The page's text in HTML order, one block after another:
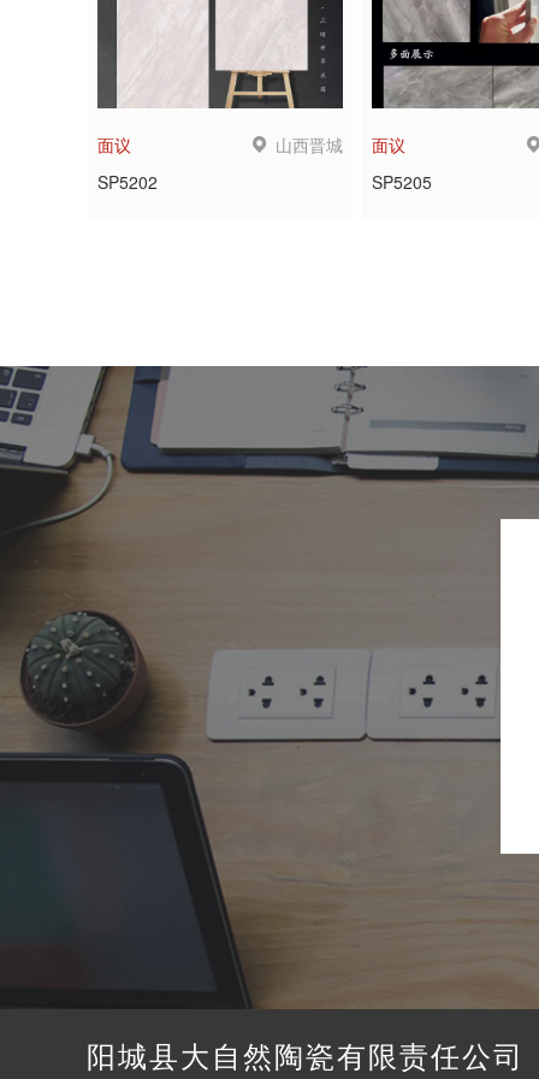
面议
山西晋城
SP5202
面议
SP5205
阳城县大自然陶瓷有限责任公司